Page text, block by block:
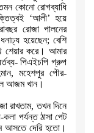
কোনো রোগব্যাধি
‘আলী’হয়ে
রোজা পালনের
হয়েছেন; বেশি
শেয়ার করে। আমার
পিএইচপি গ্রুপ
,মহেশপুর পৌর-
আজম খান।
রাখতাম,তখন দিনে
পর্যন্ত ঠাসা পেট
আসতে দেরি হতো।